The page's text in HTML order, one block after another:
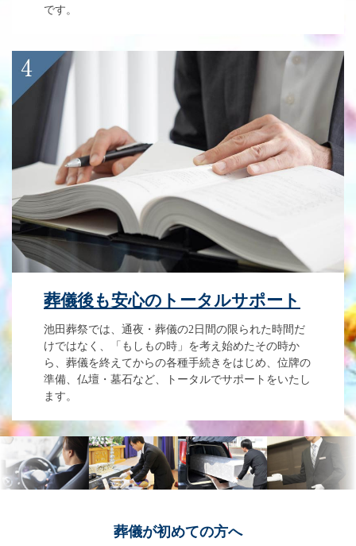
です。
葬儀後も安心のトータルサポート
池田葬祭では、通夜・葬儀の2日間の限られた時間だ
けではなく、「もしもの時」を考え始めたその時か
ら、葬儀を終えてからの各種手続きをはじめ、位牌の
準備、仏壇・墓石など、トータルでサポートをいたし
ます。
葬儀が初めての方へ